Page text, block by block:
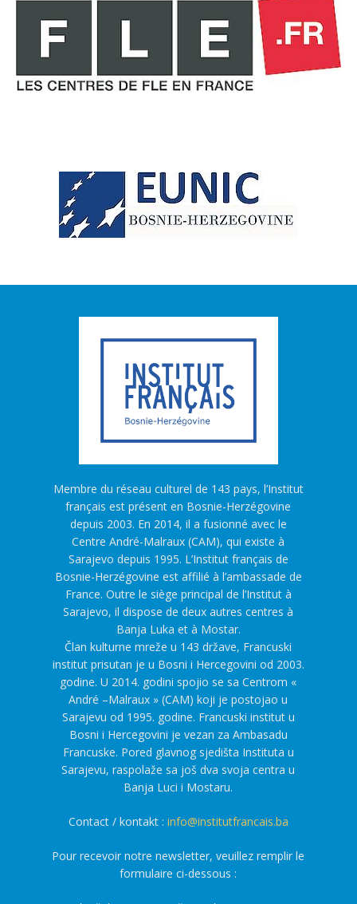
Membre du réseau culturel de 143 pays, l’Institut
français est présent en Bosnie-Herzégovine
depuis 2003. En 2014, il a fusionné avec le
Centre André-Malraux (CAM), qui existe à
Sarajevo depuis 1995. L’Institut français de
Bosnie-Herzégovine est affilié à l’ambassade de
France. Outre le siège principal de l’Institut à
Sarajevo, il dispose de deux autres centres à
Banja Luka et à Mostar.
Član kulturne mreže u 143 države, Francuski
institut prisutan je u Bosni i Hercegovini od 2003.
godine. U 2014. godini spojio se sa Centrom «
André –Malraux » (CAM) koji je postojao u
Sarajevu od 1995. godine. Francuski institut u
Bosni i Hercegovini je vezan za Ambasadu
Francuske. Pored glavnog sjedišta Instituta u
Sarajevu, raspolaže sa još dva svoja centra u
Banja Luci i Mostaru.
Contact / kontakt : info@institutfrancais.ba
Pour recevoir notre newsletter, veuillez remplir le
formulaire ci-dessous :